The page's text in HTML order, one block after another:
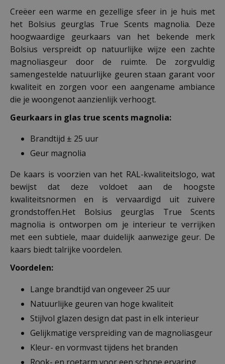
Creëer een warme en gezellige sfeer in je huis met
het Bolsius geurglas True Scents magnolia. Deze
hoogwaardige geurkaars van het bekende merk
Bolsius verspreidt op natuurlijke wijze een zachte
magnoliasgeur door de ruimte. De zorgvuldig
samengestelde natuurlijke geuren staan garant voor
kwaliteit en zorgen voor een aangename ambiance
die je woongenot aanzienlijk verhoogt.
Geurkaars in glas true scents magnolia:
Brandtijd ± 25 uur
Geur magnolia
De kaars is voorzien van het RAL-kwaliteitslogo, wat
bewijst dat deze voldoet aan de hoogste
kwaliteitsnormen en is vervaardigd uit zuivere
grondstoffen.Het Bolsius geurglas True Scents
magnolia is ontworpen om je interieur te verrijken
met een subtiele, maar duidelijk aanwezige geur. De
kaars biedt talrijke voordelen.
Voordelen:
Lange brandtijd van ongeveer 25 uur
Natuurlijke geuren van hoge kwaliteit
Stijlvol glazen design dat past in elk interieur
Gelijkmatige verspreiding van de magnoliasgeur
Kleur- en vormvast tijdens het branden